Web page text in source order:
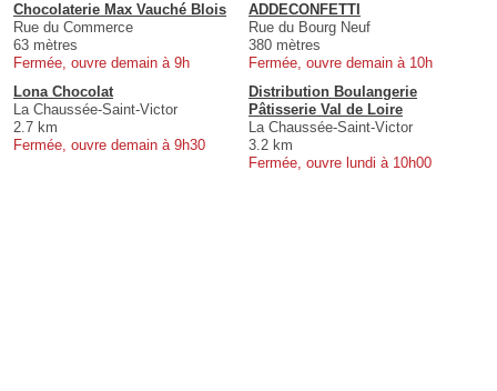
Chocolaterie Max Vauché Blois
Rue du Commerce
63 mètres
Fermée, ouvre demain à 9h
ADDECONFETTI
Rue du Bourg Neuf
380 mètres
Fermée, ouvre demain à 10h
Lona Chocolat
La Chaussée-Saint-Victor
2.7 km
Fermée, ouvre demain à 9h30
Distribution Boulangerie
Pâtisserie Val de Loire
La Chaussée-Saint-Victor
3.2 km
Fermée, ouvre lundi à 10h00